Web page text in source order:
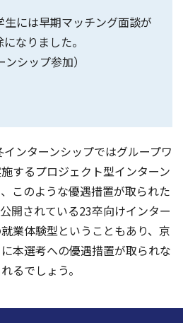
には早期マッチング面談が
なりました。
シップ参加）
ンターンシップではグループワ
するプロジェクト型インターン
このような優遇措置が取られた
開されている23卒向けインター
業体験型ということもあり、京
本選考への優遇措置が取られな
るでしょう。